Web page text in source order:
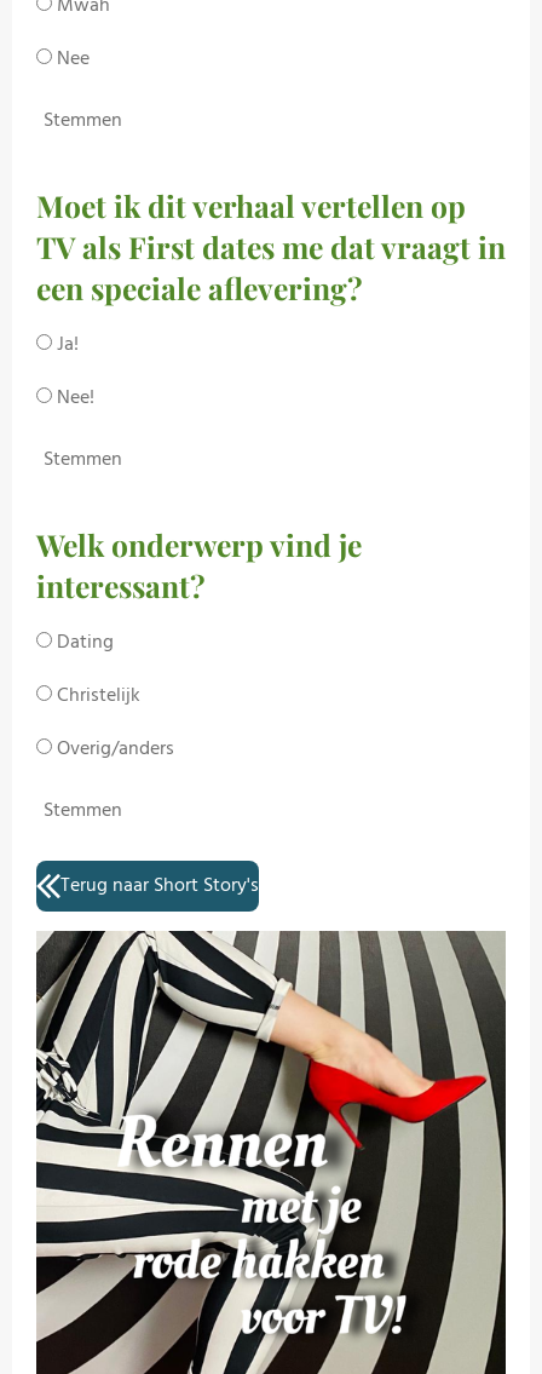
Mwah
Nee
Stemmen
Moet ik dit verhaal vertellen op
TV als First dates me dat vraagt in
een speciale aflevering?
Ja!
Nee!
Stemmen
Welk onderwerp vind je
interessant?
Dating
Christelijk
Overig/anders
Stemmen
Terug naar Short Story's